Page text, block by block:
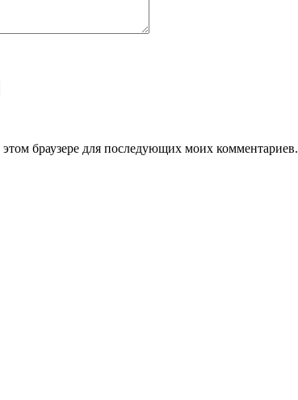
браузере для последующих моих комментариев.